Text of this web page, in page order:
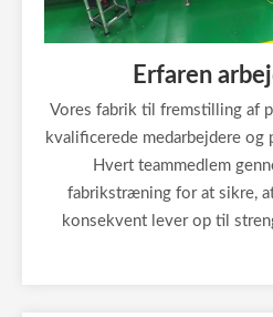
Erfaren
Vores fabrik til fremstilling af
kvalificerede medarbejdere
Hvert teammedlem
fabrikstræning for at sikre,
konsekvent lever op til